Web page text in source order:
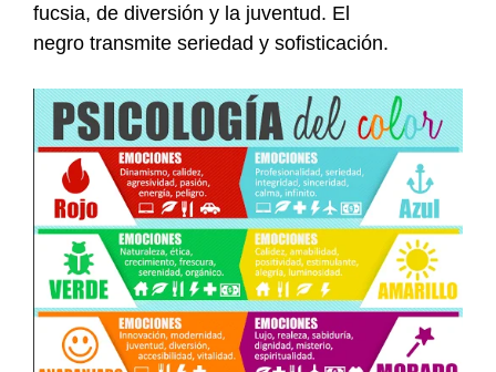
fucsia, de diversión y la juventud. El
negro transmite seriedad y sofisticación.